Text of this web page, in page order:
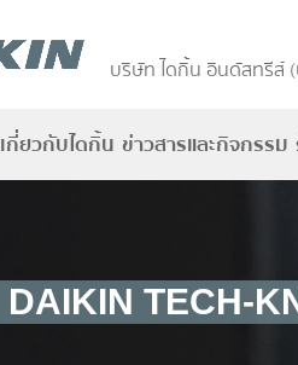
บริษัท ไดกิ้น อินดัสทรีส์
เกี่ยวกับไดกิ้น ข่าวสารและกิจกรรม
DAIKIN TECH-